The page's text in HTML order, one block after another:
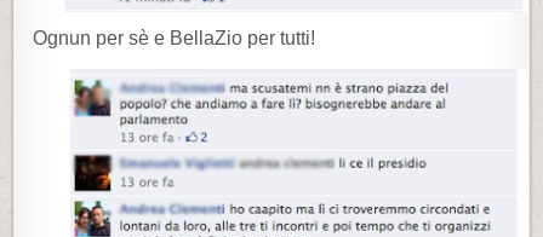
Ognun per sè e BellaZio per tutti!